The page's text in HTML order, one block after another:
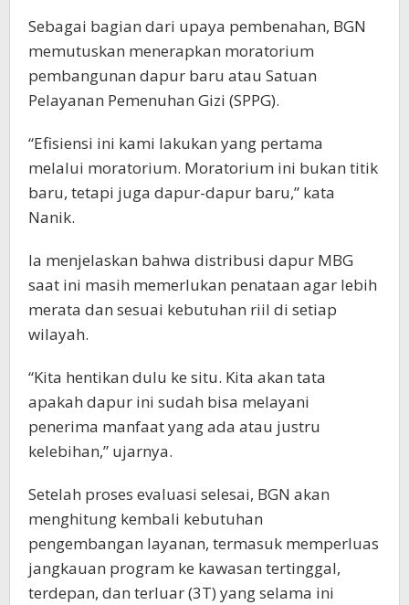
Sebagai bagian dari upaya pembenahan, BGN
memutuskan menerapkan moratorium
pembangunan dapur baru atau Satuan
Pelayanan Pemenuhan Gizi (SPPG).
“Efisiensi ini kami lakukan yang pertama
melalui moratorium. Moratorium ini bukan titik
baru, tetapi juga dapur-dapur baru,” kata
Nanik.
Ia menjelaskan bahwa distribusi dapur MBG
saat ini masih memerlukan penataan agar lebih
merata dan sesuai kebutuhan riil di setiap
wilayah.
“Kita hentikan dulu ke situ. Kita akan tata
apakah dapur ini sudah bisa melayani
penerima manfaat yang ada atau justru
kelebihan,” ujarnya.
Setelah proses evaluasi selesai, BGN akan
menghitung kembali kebutuhan
pengembangan layanan, termasuk memperluas
jangkauan program ke kawasan tertinggal,
terdepan, dan terluar (3T) yang selama ini